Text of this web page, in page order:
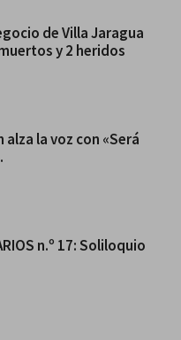
de Villa Jaragua
y 2 heridos
la voz con «Será
n.º 17: Soliloquio